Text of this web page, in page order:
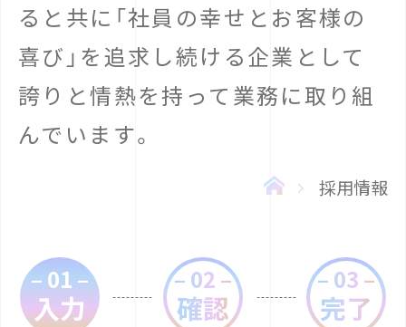
ると共に「社員 の幸せとお客様の
喜び」を追求し続ける企業として
誇りと情熱を持って業務に取り組
んでいます。
採用情報
– 01 –
入力
– 02 –
確認
– 03 –
完了